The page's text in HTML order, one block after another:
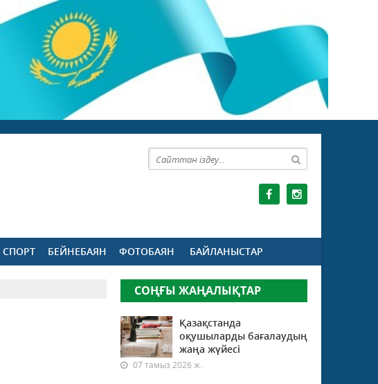
СПОРТ БЕЙНЕБАЯН ФОТОБАЯН БАЙЛАНЫСТАР
СОҢҒЫ ЖАҢАЛЫҚТАР
Қазақстанда
оқушыларды бағалаудың
жаңа жүйесі
07 тамыз 2026 ж.